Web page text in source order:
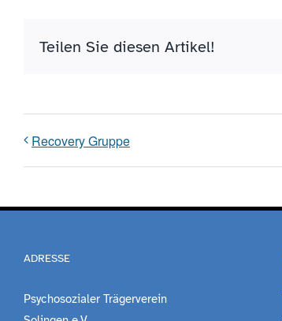
Teilen Sie diesen Artikel!
Recovery Gruppe
ADRESSE
Psychosozialer Trägerverein